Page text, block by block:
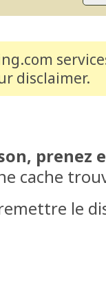
disclaimer.
prenez
cache
le